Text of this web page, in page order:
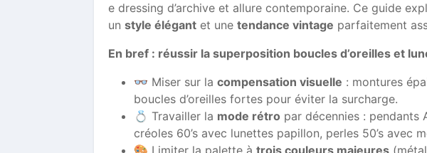
e dressing d’archive et allure contemporaine. Ce guide
un style élégant et une tendance vintage parfaitement
En bref : réussir la superposition boucles d’oreilles et
👓 Miser sur la compensation visuelle : montures
boucles d’oreilles fortes pour éviter la surcharge.
💍 Travailler la mode rétro par décennies : pendants
créoles 60’s avec lunettes papillon, perles 50’s avec